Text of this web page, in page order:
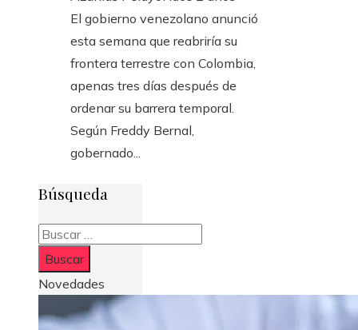
El gobierno venezolano anunció
esta semana que reabriría su
frontera terrestre con Colombia,
apenas tres días después de
ordenar su barrera temporal.
Según Freddy Bernal,
gobernado...
Búsqueda
Buscar:
Novedades